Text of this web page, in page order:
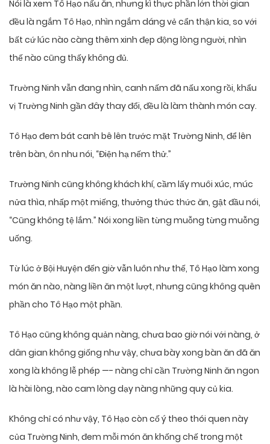
Nói là xem Tô Hạo nấu ăn, nhưng kì thực phần lớn thời gian
đều là ngắm Tô Hạo, nhìn ngắm dáng vẻ cẩn thận kia, so với
bất cứ lúc nào càng thêm xinh đẹp động lòng người, nhìn
thế nào cũng thấy không đủ.
Trường Ninh vẫn đang nhìn, canh nấm đã nấu xong rồi, khẩu
vị Trường Ninh gần đây thay đổi, đều là làm thành món cay.
Tô Hạo đem bát canh bê lên trước mặt Trường Ninh, để lên
trên bàn, ôn nhu nói, “Điện hạ nếm thử.”
Trường Ninh cũng không khách khí, cầm lấy muôi xúc, múc
nửa thìa, nhấp một miếng, thưởng thức thức ăn, gật đầu nói,
“Cũng không tệ lắm.” Nói xong liền từng muỗng từng muỗng
uống.
Từ lúc ở Bội Huyện đến giờ vẫn luôn như thế, Tô Hạo làm xong
món ăn nào, nàng liền ăn một lượt, nhưng cũng không quên
phần cho Tô Hạo một phần.
Tô Hạo cũng không quản nàng, chưa bao giờ nói với nàng, ở
dân gian không giống như vậy, chưa bày xong bàn ăn đã ăn
xong là không lễ phép —- nàng chỉ cần Trường Ninh ăn ngon
là hài lòng, nào cam lòng dạy nàng những quy củ kia.
Không chỉ có như vậy, Tô Hạo còn cố ý theo thói quen này
của Trường Ninh, đem mỗi món ăn khống chế trong một